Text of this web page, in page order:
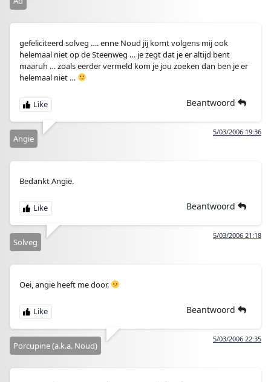
gefeliciteerd solveg …. enne Noud jij komt volgens mij ook
helemaal niet op de Steenweg … je zegt dat je er altijd bent
maaruh … zoals eerder vermeld kom je jou zoeken dan ben je er
helemaal niet …
Beantwoord
5/03/2006 19:36
Angie
Bedankt Angie.
Beantwoord
5/03/2006 21:18
Solveg
Oei, angie heeft me door.
Beantwoord
5/03/2006 22:35
Porcupine (a.k.a. Noud)